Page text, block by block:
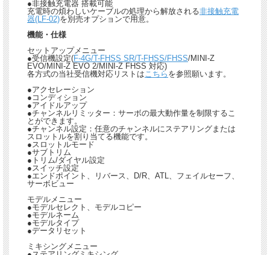
●非接触充電器 搭載可能
充電時の煩わしいケーブルの処理から解放される非接触充電
器(LF-02)を別売オプションで用意。
機能・仕様
セットアップメニュー
●受信機設定(F-4G/T-FHSS SR/T-FHSS/FHSS/MINI-Z
EVO/MINI-Z EVO 2/MINI-Z FHSS 対応)
各方式の当社受信機対応リストは こちら を参照願います。
●アクセレーション
●コンディション
●アイドルアップ
●チャンネルリミッター：サーボの最大動作量を制限するこ
とができます。
●チャンネル設定：任意のチャンネルにステアリングまたは
スロットルを割り当てる機能です。
●スロットルモード
●サブトリム
●トリム/ダイヤル設定
●スイッチ設定
●エンドポイント、リバース、D/R、ATL、フェイルセーフ、
サーボビュー
モデルメニュー
●モデルセレクト、モデルコピー
●モデルネーム
●モデルタイプ
●データリセット
ミキシングメニュー